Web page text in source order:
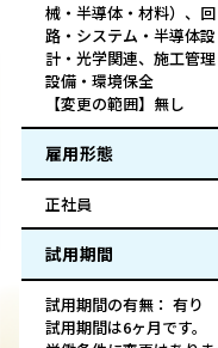
械・半導体・材料）、回
路・システム・半導体設
計・光学関連、施工管理
設備・環境保全
【変更の範囲】無し
雇用形態
正社員
試用期間
試用期間の有無： 有り
試用期間は6ヶ月です。